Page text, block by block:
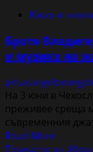
до
Верея
и
на
кисело
мляко
в
Кино и
Братя
и музика на
На 3 юни в
преживее среща
съвременния
Read MoreRead
more
Подкасти за